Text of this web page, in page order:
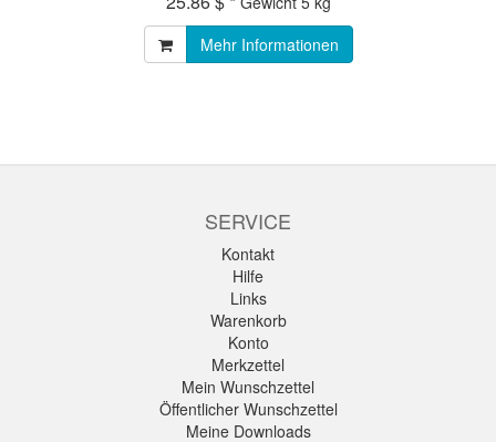
Mehr Informationen
SERVICE
Kontakt
Hilfe
Links
Warenkorb
Konto
Merkzettel
Mein Wunschzettel
Öffentlicher Wunschzettel
Meine Downloads